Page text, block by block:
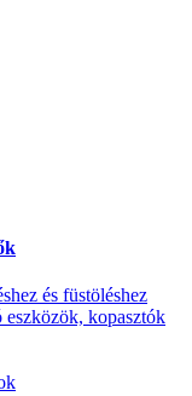
és füstöléshez
kopasztók